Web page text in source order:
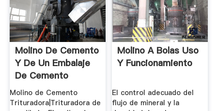
Molino De Cemento
Y De Un Embalaje
De Cemento
Molino de Cemento
Trituradora|Trituradora de
Molino A Bolas Uso
Y Funcionamiento
El control adecuado del
flujo de mineral y la